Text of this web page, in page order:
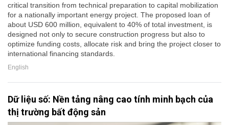
critical transition from technical preparation to capital mobilization
for a nationally important energy project. The proposed loan of
about USD 600 million, equivalent to 40% of total investment, is
designed not only to secure construction progress but also to
optimize funding costs, allocate risk and bring the project closer to
international financing standards.
English
Dữ liệu số: Nền tảng nâng cao tính minh bạch của
thị trường bất động sản